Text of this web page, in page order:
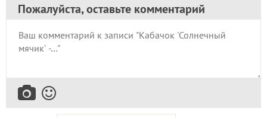
Пожалуйста, оставьте комментарий